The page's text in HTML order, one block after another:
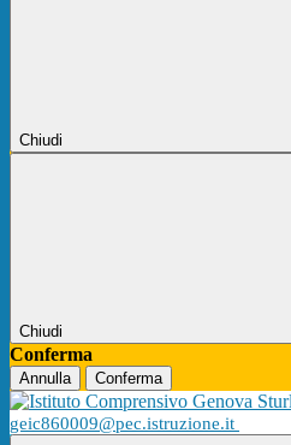
Chiudi
Chiudi
Conferma
Annulla Conferma
geic860009@pec.istruzione.it